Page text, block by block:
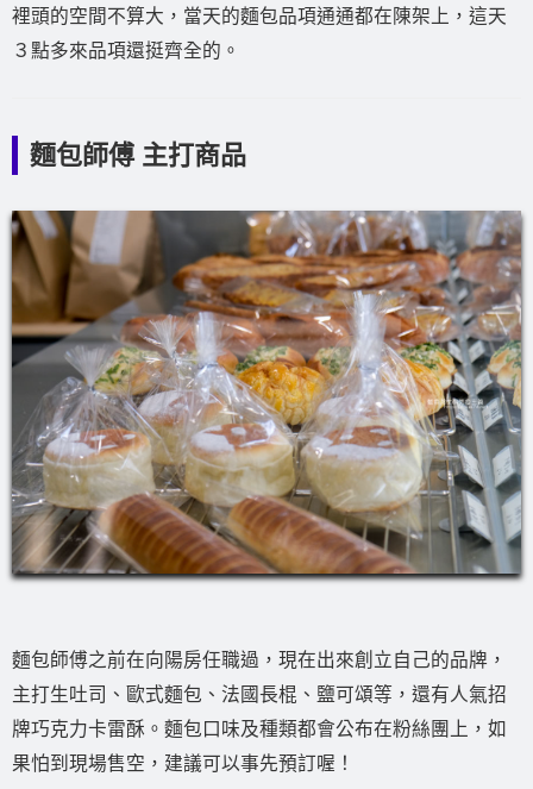
裡頭的空間不算大，當天的麵包品項通通都在陳架上，這天
３點多來品項還挺齊全的。
麵包師傅 主打商品
麵包師傅之前在向陽房任職過，現在出來創立自己的品牌，
主打生吐司、歐式麵包、法國長棍、鹽可頌等，還有人氣招
牌巧克力卡雷酥。麵包口味及種類都會公布在粉絲團上，如
果怕到現場售空，建議可以事先預訂喔！